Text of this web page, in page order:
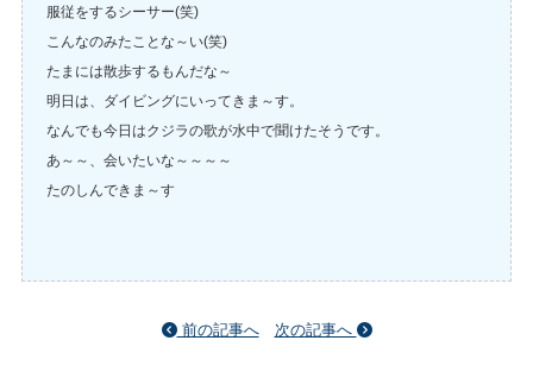
服従をするシーサー(笑)
こんなのみたことな～い(笑)
たまには散歩するもんだな～
明日は、ダイビングにいってきま～す。
なんでも今日はクジラの歌が水中で聞けたそうです。
あ～～、会いたいな～～～～
たのしんできま～す
前の記事へ 次の記事へ